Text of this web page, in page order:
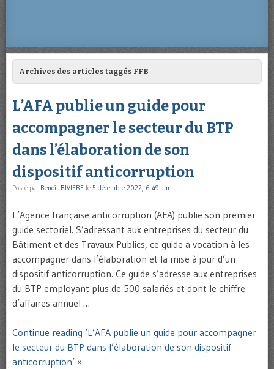
Archives des articles taggés FFB
L’AFA publie un guide pour
accompagner le secteur du BTP
dans l’élaboration de son
dispositif anticorruption
Posté par Benoît RIVIERE le 5 décembre 2022, 6:49 am
L’Agence française anticorruption (AFA) publie son premier
guide sectoriel. S’adressant aux entreprises du secteur du
Bâtiment et des Travaux Publics, ce guide a vocation à les
accompagner dans l’élaboration et la mise à jour d’un
dispositif anticorruption. Ce guide s’adresse aux entreprises
du BTP employant plus de 500 salariés et dont le chiffre
d’affaires annuel …
Continue reading ‘L’AFA publie un guide pour accompagner
le secteur du BTP dans l’élaboration de son dispositif
anticorruption’ »